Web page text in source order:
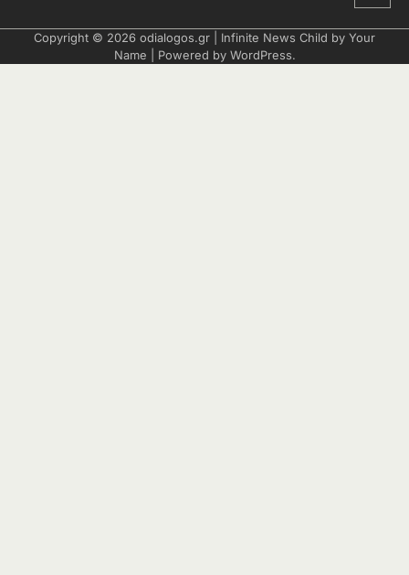
Copyright © 2026 odialogos.gr | Infinite News Child by Your
Name | Powered by WordPress.